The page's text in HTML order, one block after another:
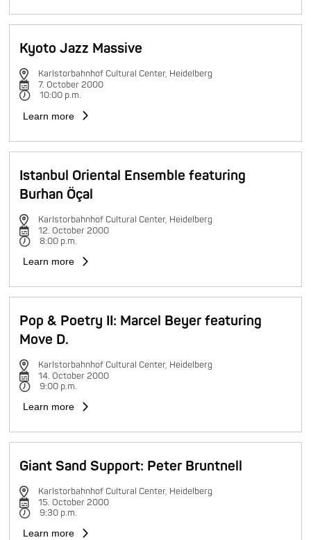
Kyoto Jazz Massive
Karlstorbahnhof Cultural Center, Heidelberg
7. October 2000
10:00 p.m.
Learn more
Istanbul Oriental Ensemble featuring
Burhan Öçal
Karlstorbahnhof Cultural Center, Heidelberg
12. October 2000
8:00 p.m.
Learn more
Pop & Poetry II: Marcel Beyer featuring
Move D.
Karlstorbahnhof Cultural Center, Heidelberg
14. October 2000
9:00 p.m.
Learn more
Giant Sand Support: Peter Bruntnell
Karlstorbahnhof Cultural Center, Heidelberg
15. October 2000
9:30 p.m.
Learn more